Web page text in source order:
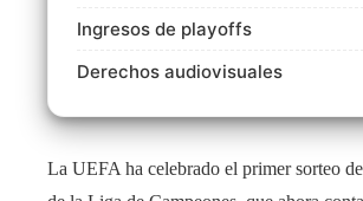
Ingresos de playoffs
Derechos audiovisuales
La UEFA ha celebrado el primer sorteo